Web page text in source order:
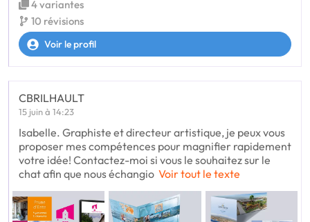
4 variantes
10 révisions
Voir le profil
CBRILHAULT
15 juin à 14:23
Isabelle. Graphiste et directeur artistique, je peux vous
proposer mes compétences pour magnifier rapidement
votre idée! Contactez-moi si vous le souhaitez sur le
chat afin que nous échangio Voir tout le texte